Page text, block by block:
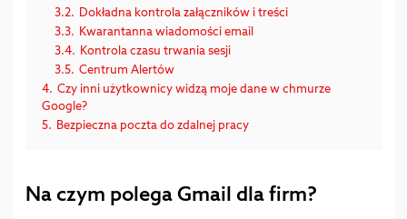
3.2. Dokładna kontrola załączników i treści
3.3. Kwarantanna wiadomości email
3.4. Kontrola czasu trwania sesji
3.5. Centrum Alertów
4. Czy inni użytkownicy widzą moje dane w chmurze
Google?
5. Bezpieczna poczta do zdalnej pracy
Na czym polega Gmail dla firm?